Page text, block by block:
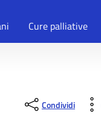
Cure palliative
Condividi